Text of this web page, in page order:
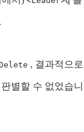
, 결과적으
별할 수 없었습